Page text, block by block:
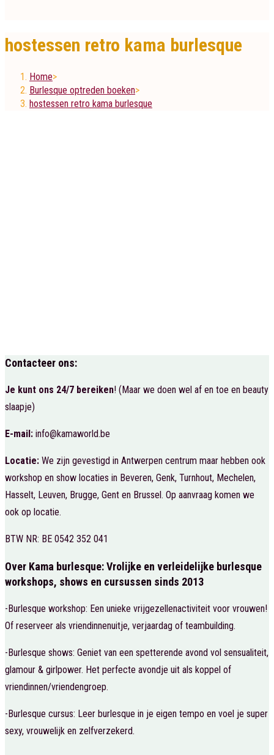
panel.
hostessen retro kama burlesque
Home>
Burlesque optreden boeken>
hostessen retro kama burlesque
Contacteer ons:
Je kunt ons 24/7 bereiken! (Maar we doen wel af en toe en beauty
slaapje)
E-mail: info@kamaworld.be
Locatie: We zijn gevestigd in Antwerpen centrum maar hebben ook
workshop en show locaties in Beveren, Genk, Turnhout, Mechelen,
Hasselt, Leuven, Brugge, Gent en Brussel. Op aanvraag komen we
ook op locatie.
BTW NR: BE 0542 352 041
Over Kama burlesque: Vrolijke en verleidelijke burlesque
workshops, shows en cursussen sinds 2013
-Burlesque workshop: Een unieke vrijgezellenactiviteit voor vrouwen!
Of reserveer als vriendinnenuitje, verjaardag of teambuilding.
-Burlesque shows: Geniet van een spetterende avond vol sensualiteit,
glamour & girlpower. Het perfecte avondje uit als koppel of
vriendinnen/vriendengroep.
-Burlesque cursus: Leer burlesque in je eigen tempo en voel je super
sexy, vrouwelijk en zelfverzekerd.